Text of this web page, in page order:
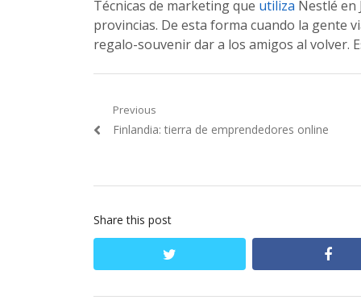
Técnicas de marketing que utiliza Nestlé en
provincias. De esta forma cuando la gente
regalo-souvenir dar a los amigos al volver.
Navegación
de
Previous
Previous
Finlandia: tierra de emprendedores online
Share this post
twitter